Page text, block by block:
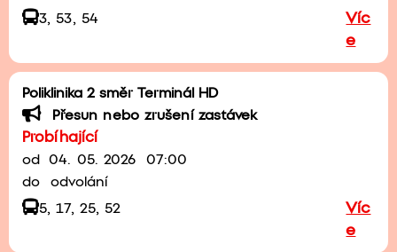
3, 53, 54
Víc
e
Poliklinika 2 směr Terminál HD
Přesun nebo zrušení zastávek
Probíhající
od 04. 05. 2026
07:00
do
odvolání
5, 17, 25, 52
Víc
e